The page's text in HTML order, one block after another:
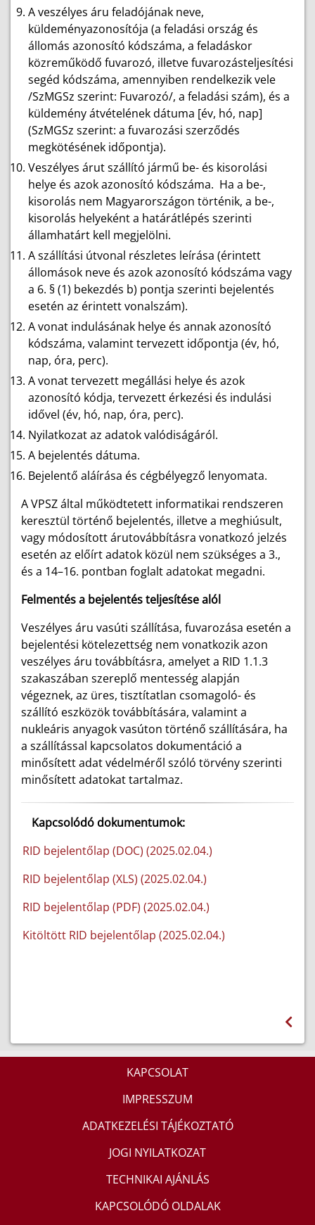
A veszélyes áru feladójának neve,
küldeményazonosítója (a feladási ország és
állomás azonosító kódszáma, a feladáskor
közreműködő fuvarozó, illetve fuvarozásteljesítési
segéd kódszáma, amennyiben rendelkezik vele
/SzMGSz szerint: Fuvarozó/, a feladási szám), és a
küldemény átvételének dátuma [év, hó, nap]
(SzMGSz szerint: a fuvarozási szerződés
megkötésének időpontja).
Veszélyes árut szállító jármű be- és kisorolási
helye és azok azonosító kódszáma. Ha a be-,
kisorolás nem Magyarországon történik, a be-,
kisorolás helyeként a határátlépés szerinti
államhatárt kell megjelölni.
A szállítási útvonal részletes leírása (érintett
állomások neve és azok azonosító kódszáma vagy
a 6. § (1) bekezdés b) pontja szerinti bejelentés
esetén az érintett vonalszám).
A vonat indulásának helye és annak azonosító
kódszáma, valamint tervezett időpontja (év, hó,
nap, óra, perc).
A vonat tervezett megállási helye és azok
azonosító kódja, tervezett érkezési és indulási
idővel (év, hó, nap, óra, perc).
Nyilatkozat az adatok valódiságáról.
A bejelentés dátuma.
Bejelentő aláírása és cégbélyegző lenyomata.
A VPSZ által működtetett informatikai rendszeren
keresztül történő bejelentés, illetve a meghiúsult,
vagy módosított árutovábbításra vonatkozó jelzés
esetén az előírt adatok közül nem szükséges a 3.,
és a 14–16. pontban foglalt adatokat megadni.
Felmentés a bejelentés teljesítése alól
Veszélyes áru vasúti szállítása, fuvarozása esetén a
bejelentési kötelezettség nem vonatkozik azon
veszélyes áru továbbításra, amelyet a RID 1.1.3
szakaszában szereplő mentesség alapján
végeznek, az üres, tisztítatlan csomagoló- és
szállító eszközök továbbítására, valamint a
nukleáris anyagok vasúton történő szállítására, ha
a szállítással kapcsolatos dokumentáció a
minősített adat védelméről szóló törvény szerinti
minősített adatokat tartalmaz.
Kapcsolódó dokumentumok:
RID bejelentőlap (DOC) (2025.02.04.)
RID bejelentőlap (XLS) (2025.02.04.)
RID bejelentőlap (PDF) (2025.02.04.)
Kitöltött RID bejelentőlap (2025.02.04.)
KAPCSOLAT
IMPRESSZUM
ADATKEZELÉSI TÁJÉKOZTATÓ
JOGI NYILATKOZAT
TECHNIKAI AJÁNLÁS
KAPCSOLÓDÓ OLDALAK